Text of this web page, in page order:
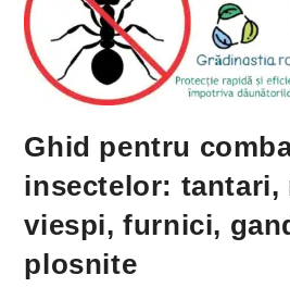
Ghid pentru
insectelor: tantari,
viespi, furnici,
plosnite